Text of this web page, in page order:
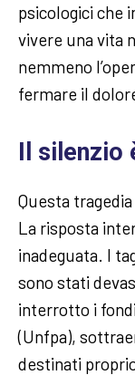
psicologici che
vivere una vita
nemmeno
fermare il
Il silenzio
Questa
La risposta
inadeguata. I
sono stati
interrotto i
(Unfpa),
destinati